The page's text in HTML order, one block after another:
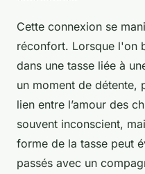
Cette connexion se
réconfort. Lorsque l'on
dans une tasse liée à
un moment de détente,
lien entre l’amour des
souvent inconscient,
forme de la tasse peut
passés avec un